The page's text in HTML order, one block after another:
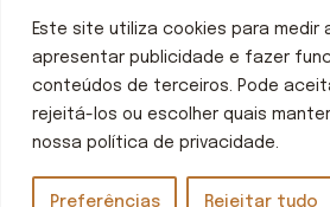
Este site utiliza cookies para medir
apresentar publicidade e fazer
conteúdos de terceiros. Pode
rejeitá-los ou escolher quais
nossa política de privacidade.
Preferências Rejeitar tudo